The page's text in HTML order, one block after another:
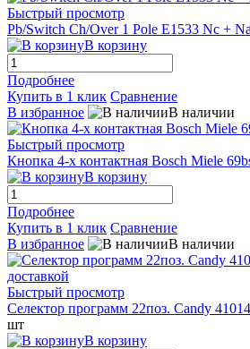
Быстрый просмотр
Pb/Switch Ch/Over 1 Pole E1533 Nc +
В корзину
Подробнее
Купить в 1 клик Сравнение
В избранное
В наличии
Быстрый просмотр
Кнопка 4-х контактная Bosch Miele
В корзину
Подробнее
Купить в 1 клик Сравнение
В избранное
В наличии
Быстрый просмотр
Селектор программ 22поз. Candy
шт
В корзину